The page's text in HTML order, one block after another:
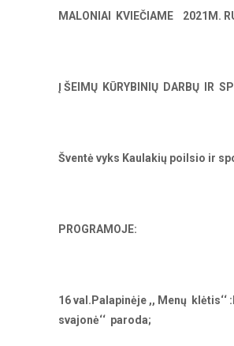
MALONIAI KVIEČIAME 2021M.
Į ŠEIMŲ KŪRYBINIŲ DARBŲ IR
Šventė vyks Kaulakių poilsio ir
PROGRAMOJE:
16 val. Palapinėje ,, Menų
svajonė‘‘ paroda;